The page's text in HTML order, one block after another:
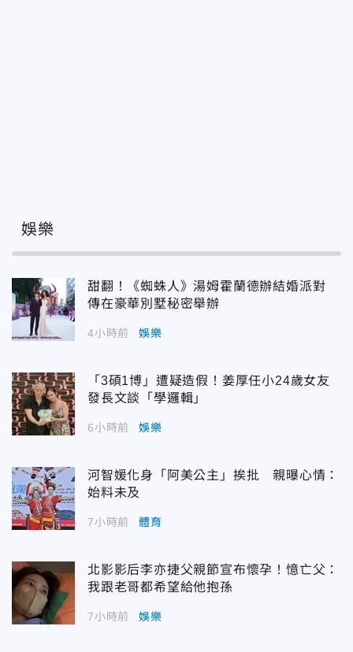
娛樂
甜翻！《蜘蛛人》湯姆霍蘭德辦結婚派對
傳在豪華別墅秘密舉辦
4小時前 娛樂
「3碩1博」遭疑造假！姜厚任小24歲女友
發長文談「學邏輯」
6小時前 娛樂
河智媛化身「阿美公主」挨批 親曝心情：
始料未及
7小時前 體育
北影影后李亦捷父親節宣布懷孕！憶亡父：
我跟老哥都希望給他抱孫
7小時前 娛樂